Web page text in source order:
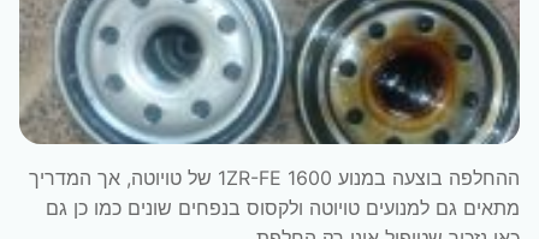
ההחלפה בוצעה במנוע 1600 1ZR-FE של טויוטה, אך המדריך
מתאים גם למנועים טויוטה ולקסוס בנפחים שונים כמו כן גם